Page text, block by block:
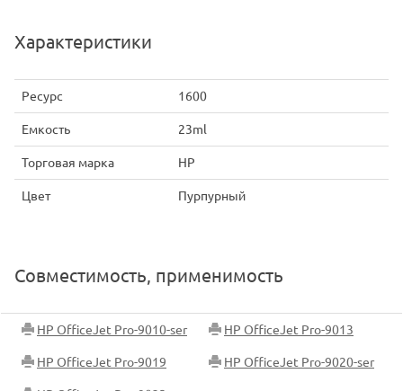
Характеристики
Ресурс 1600
Емкость 23ml
Торговая марка HP
Цвет Пурпурный
Совместимость, применимость
HP OfficeJet Pro-9010-ser HP OfficeJet Pro-9013
HP OfficeJet Pro-9019 HP OfficeJet Pro-9020-ser